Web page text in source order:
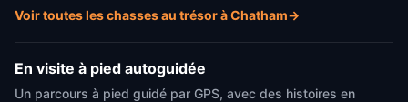
Voir toutes les chasses au trésor à Chatham→
En visite à pied autoguidée
Un parcours à pied guidé par GPS, avec des histoires en